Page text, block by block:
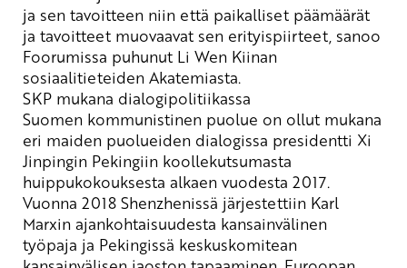
ja sen tavoitteen niin että paikalliset päämäärät
ja tavoitteet muovaavat sen erityispiirteet, sanoo
Foorumissa puhunut Li Wen Kiinan
sosiaalitieteiden Akatemiasta.
SKP mukana dialogipolitiikassa
Suomen kommunistinen puolue on ollut mukana
eri maiden puolueiden dialogissa presidentti Xi
Jinpingin Pekingiin koollekutsumasta
huippukokouksesta alkaen vuodesta 2017.
Vuonna 2018 Shenzhenissä järjestettiin Karl
Marxin ajankohtaisuudesta kansainvälinen
työpaja ja Pekingissä keskuskomitean